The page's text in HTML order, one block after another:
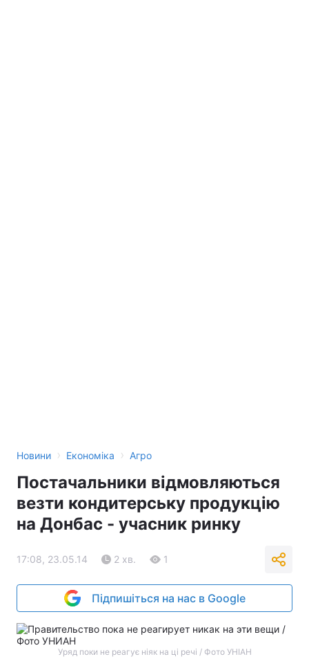
Новини › Економіка › Агро
Постачальники відмовляються
везти кондитерську продукцію
на Донбас - учасник ринку
17:08, 23.05.14 2 хв. 1
Підпишіться на нас в Google
Уряд поки не реагує ніяк на ці речі / Фото УНІАН